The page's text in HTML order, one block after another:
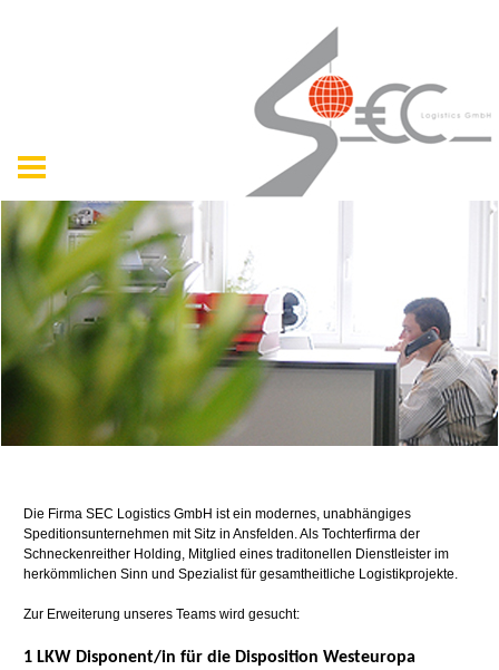
Die Firma SEC Logistics GmbH ist ein modernes, unabhängiges
Speditionsunternehmen mit Sitz in Ansfelden. Als Tochterfirma der
Schneckenreither Holding, Mitglied eines traditonellen Dienstleister im
herkömmlichen Sinn und Spezialist für gesamtheitliche Logistikprojekte.
Zur Erweiterung unseres Teams wird gesucht:
1 LKW Disponent/in für die Disposition Westeuropa